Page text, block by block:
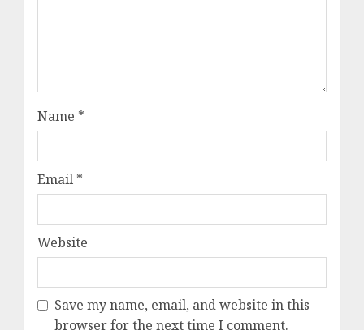
Name *
Email *
Website
Save my name, email, and website in this
browser for the next time I comment.